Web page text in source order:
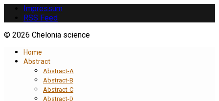
Impressum
RSS Feed
© 2026 Chelonia science
Home
Abstract
Abstract-A
Abstract-B
Abstract-C
Abstract-D